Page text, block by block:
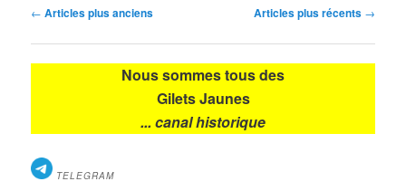
Navigation
articles
← Articles plus anciens Articles plus récents →
Nous sommes tous des
Gilets Jaunes
... canal historique
TELEGRAM